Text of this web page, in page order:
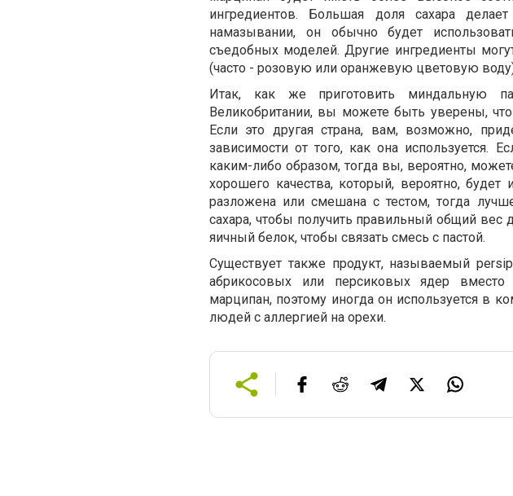
ингредиентов. Большая доля сахара
намазывании, он обычно будет
съедобных моделей. Другие ингредиенты
(часто - розовую или оранжевую цветовую
Итак, как же приготовить миндальную
Великобритании, вы можете быть уверены,
Если это другая страна, вам, возможно,
зависимости от того, как она используется.
каким-либо образом, тогда вы, вероятно,
хорошего качества, который, вероятно,
разложена или смешана с тестом, тогда
сахара, чтобы получить правильный общий вес
яичный белок, чтобы связать смесь с пастой.
Существует также продукт, называемый
абрикосовых или персиковых ядер
марципан, поэтому иногда он используется в
людей с аллергией на орехи.